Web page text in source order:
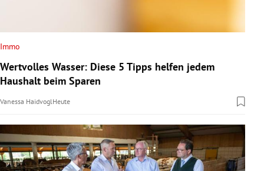
Immo
Wertvolles Wasser: Diese 5 Tipps helfen jedem
Haushalt beim Sparen
Vanessa HaidvoglHeute